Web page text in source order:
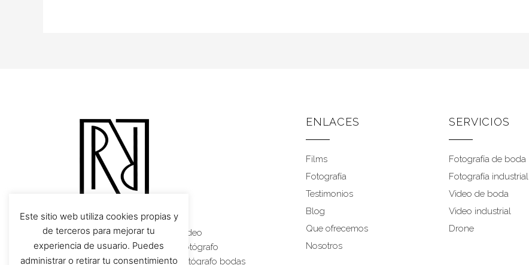
Vídeo boda Barcelona
Vídeo
corporativo Barcelona
Fotógrafo
profesional Barcelona– Fotógrafo bodas
ENLACES
Films
Fotografía
Testimonios
Blog
Que ofrecemos
Nosotros
SERVICIOS
Fotografía de boda
Fotografía industrial
Video de boda
Video industrial
Drone
Este sitio web utiliza cookies propias y
de terceros para mejorar tu
experiencia de usuario. Puedes
administrar o retirar tu consentimiento